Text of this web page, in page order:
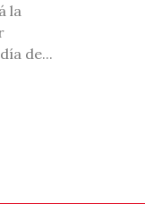
la
de...